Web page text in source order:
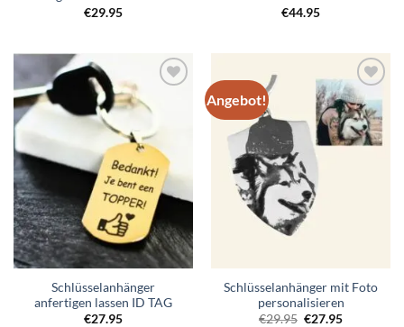
€29.95
€44.95
Wunschliste
Schlüsselanhänger
anfertigen lassen ID TAG
€27.95
Angebot!
Zur
Wunschliste
hinzufügen
Schlüsselanhänger mit Foto
personalisieren
€29.95 Ursprünglicher
€27.95Aktueller